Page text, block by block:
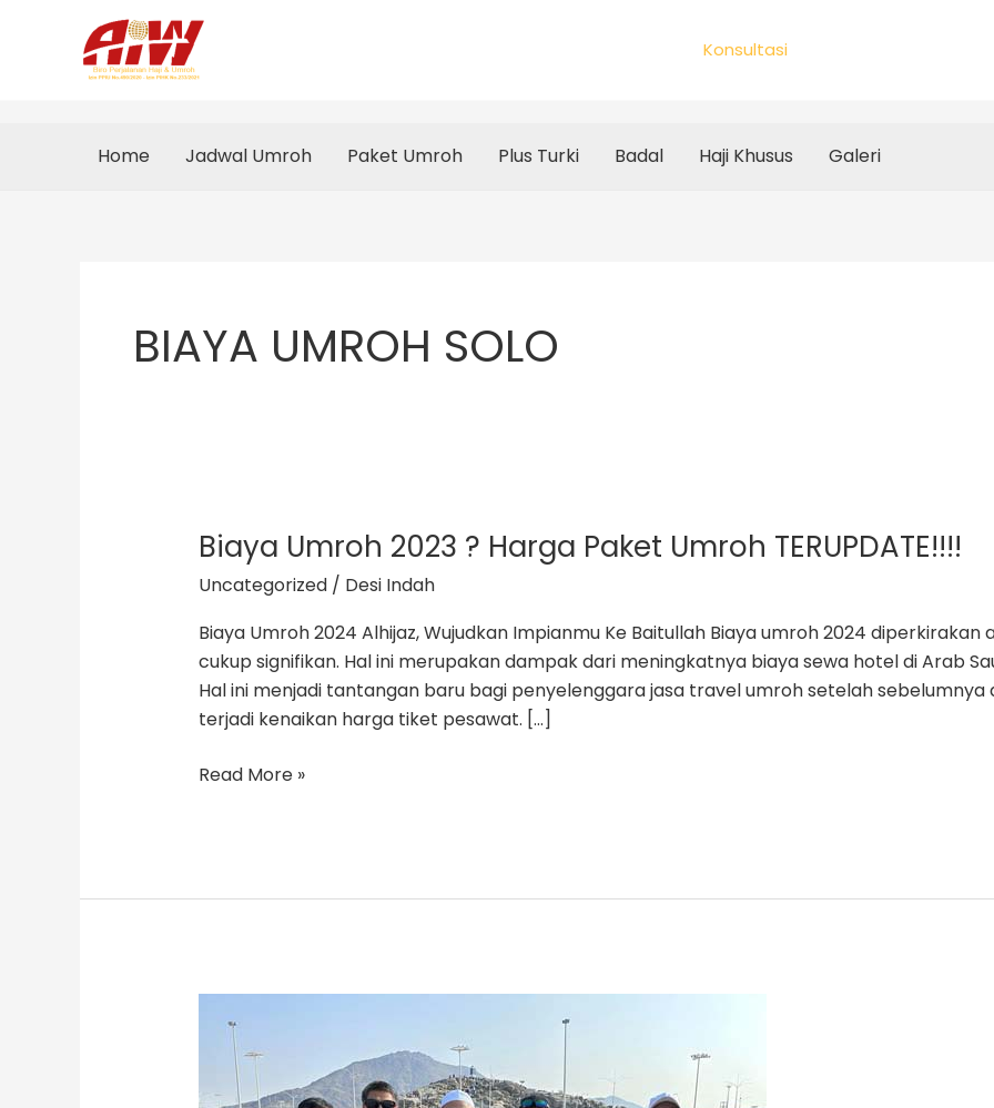
Konsultasi
Home Jadwal Umroh Paket Umroh Plus Turki Badal Haji Khusus Galeri
BIAYA UMROH SOLO
Biaya Umroh 2023 ? Harga Paket Umroh TERUPDATE!!!!
Uncategorized/ Desi Indah
Biaya Umroh 2024 Alhijaz, Wujudkan Impianmu Ke Baitullah Biaya umroh 2024
cukup signifikan. Hal ini merupakan dampak dari meningkatnya biaya sewa hotel di Arab
Hal ini menjadi tantangan baru bagi penyelenggara jasa travel umroh setelah
terjadi kenaikan harga tiket pesawat. […]
Biaya
Umroh
2023
?
Harga
Paket
Umroh
Read More »
Umroh
Terbaik
di